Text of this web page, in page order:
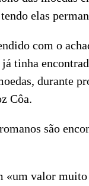
elas
com o
tinha
durante
Côa.
são
«um valor